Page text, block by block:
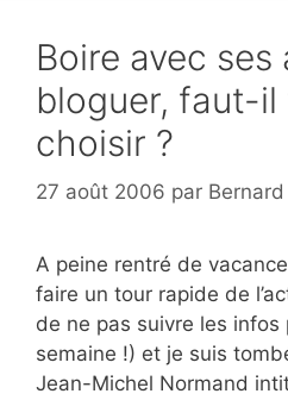
Boire avec ses
bloguer, faut-il
choisir ?
27 août 2006 par Bernard
A peine rentré de
faire un tour rapide de
de ne pas suivre les
semaine !) et je suis
Jean-Michel Normand